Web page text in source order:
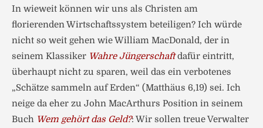
In wieweit können wir uns als Christen am
florierenden Wirtschaftssystem beteiligen? Ich würde
nicht so weit gehen wie William MacDonald, der in
seinem Klassiker Wahre Jüngerschaftdafür eintritt,
überhaupt nicht zu sparen, weil das ein verbotenes
„Schätze sammeln auf Erden“ (Matthäus 6,19) sei. Ich
neige da eher zu John MacArthurs Position in seinem
Buch Wem gehört das Geld?: Wir sollen treue Verwalter